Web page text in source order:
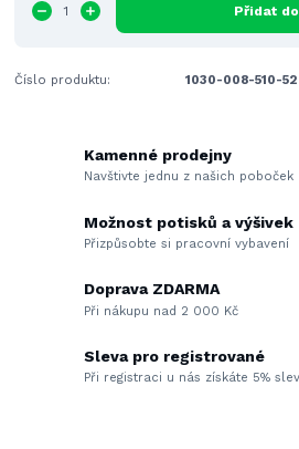
Přidat
Číslo produktu: 1030-008-510-52
Kamenné prodejny
Navštivte jednu z našich poboček
Možnost potisků a výšivek
Přizpůsobte si pracovní vybavení
Doprava ZDARMA
Při nákupu nad 2 000 Kč
Sleva pro registrované
Při registraci u nás získáte 5%